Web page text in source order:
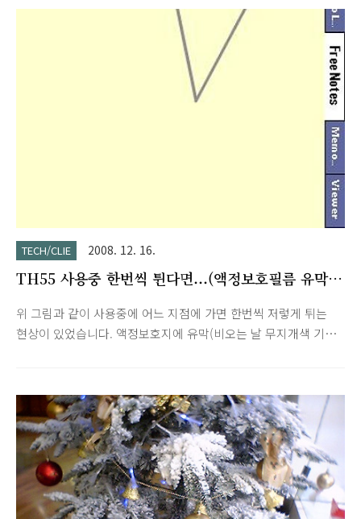
TECH/CLIE 2008. 12. 16.
TH55 사용중 한번씩 튄다면...(액정보호필름 유막현
위 그림과 같이 사용중에 어느 지점에 가면 한번씩 저렇게 튀는
현상이 있었습니다. 액정보호지에 유막(비오는 날 무지개색 기름
다. 자세한 내용은 아래 링크를 참조하세요.
http://www.kpug.net/zboard/view.php?id=qa&no=52966 더
정확한 테스트를 위해 아래와 같이 촘촘히 점을 찍어보왔더니...
예상대로 액정보호지 유막 근처에서 그림과 같이 튀는 현상이 발
견되었습니다. 액정보호지를 살짝 벗겨보니 액정 접착부가 액정
에 붙어있고 외부 필름부가 따로 떨어지더군요. 액정보호지를 오
래 사용하다보니 접착부가 액정에 붙어 외부 필름부와 분리되었